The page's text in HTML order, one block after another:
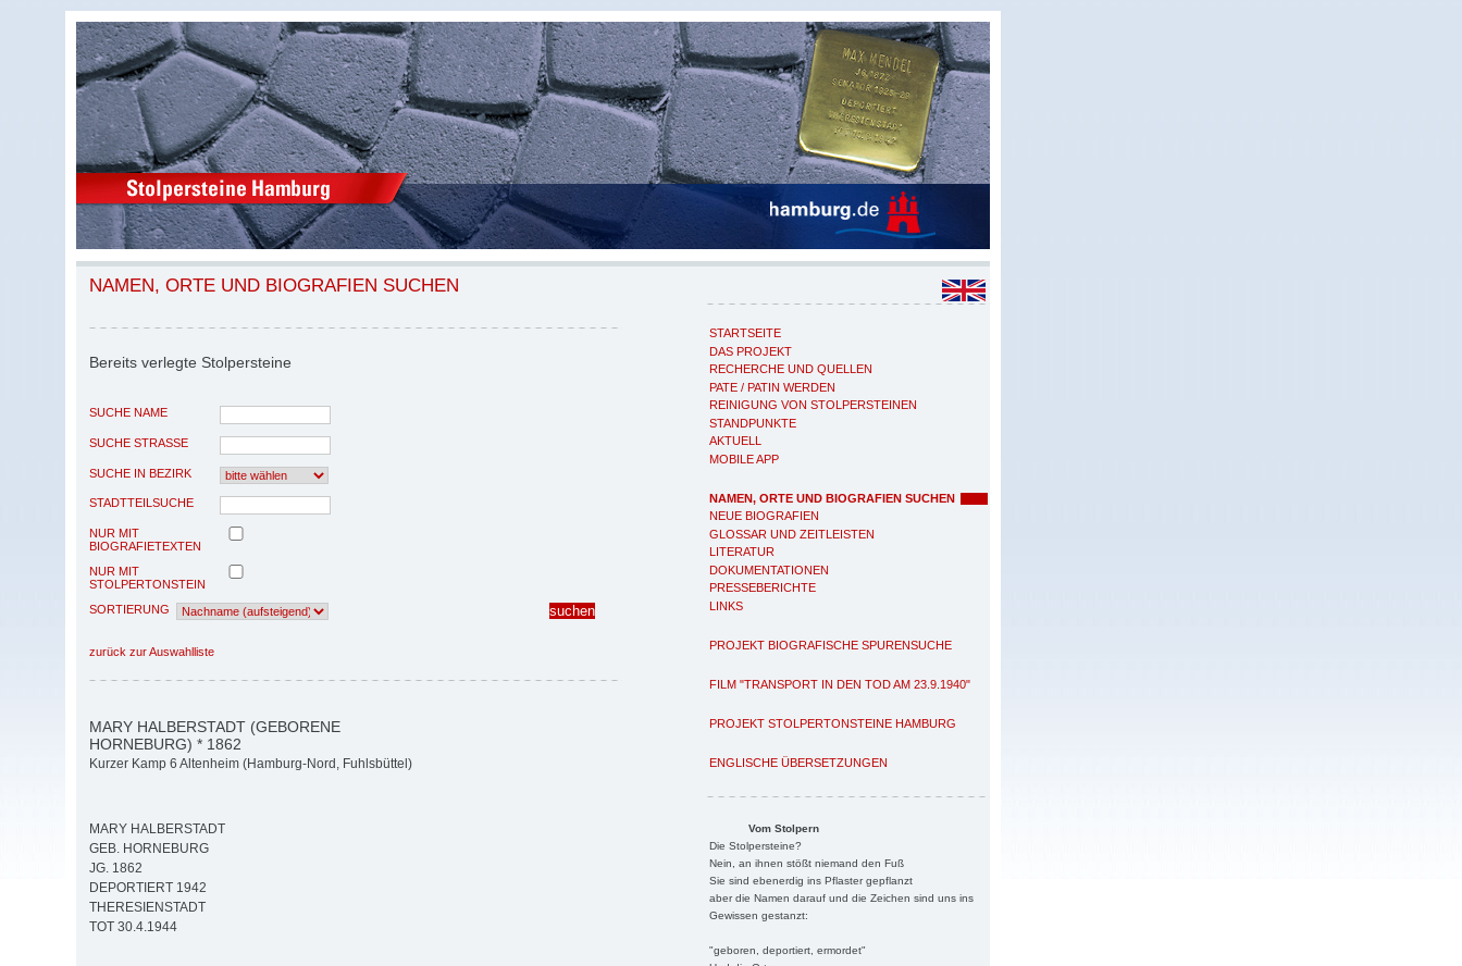
STARTSEITE
DAS PROJEKT
RECHERCHE UND QUELLEN
PATE / PATIN WERDEN
REINIGUNG VON STOLPERSTEINEN
STANDPUNKTE
AKTUELL
MOBILE APP
NAMEN, ORTE UND BIOGRAFIEN SUCHEN
NEUE BIOGRAFIEN
GLOSSAR UND ZEITLEISTEN
LITERATUR
DOKUMENTATIONEN
PRESSEBERICHTE
LINKS
PROJEKT BIOGRAFISCHE SPURENSUCHE
FILM "TRANSPORT IN DEN TOD AM 23.9.1940"
PROJEKT STOLPERTONSTEINE HAMBURG
ENGLISCHE ÜBERSETZUNGEN
Vom Stolpern
Die Stolpersteine?
Nein, an ihnen stößt niemand den Fuß
Sie sind ebenerdig ins Pflaster gepflanzt
aber die Namen darauf und die Zeichen sind uns ins
Gewissen gestanzt:
"geboren, deportiert, ermordet"
NAMEN, ORTE UND BIOGRAFIEN SUCHEN
Bereits verlegte Stolpersteine
SUCHE NAME
SUCHE STRASSE
SUCHE IN BEZIRK
STADTTEILSUCHE
NUR MIT
BIOGRAFIETEXTEN
NUR MIT
STOLPERTONSTEIN
SORTIERUNG
zurück zur Auswahlliste
MARY HALBERSTADT (GEBORENE
HORNEBURG) * 1862
Kurzer Kamp 6 Altenheim (Hamburg-Nord, Fuhlsbüttel)
MARY HALBERSTADT
GEB. HORNEBURG
JG. 1862
DEPORTIERT 1942
THERESIENSTADT
TOT 30.4.1944